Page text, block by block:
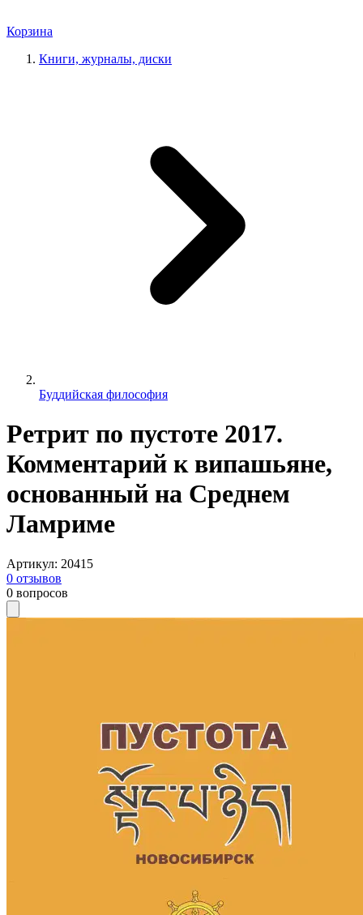
Корзина
Книги, журналы, диски
Буддийская философия
Ретрит по пустоте 2017.
Комментарий к випашьяне,
основанный на Среднем
Ламриме
Артикул: 20415
0 отзывов
0 вопросов